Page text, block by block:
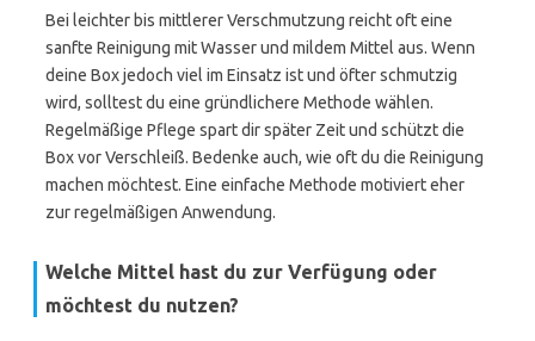
Bei leichter bis mittlerer Verschmutzung reicht oft eine
sanfte Reinigung mit Wasser und mildem Mittel aus. Wenn
deine Box jedoch viel im Einsatz ist und öfter schmutzig
wird, solltest du eine gründlichere Methode wählen.
Regelmäßige Pflege spart dir später Zeit und schützt die
Box vor Verschleiß. Bedenke auch, wie oft du die Reinigung
machen möchtest. Eine einfache Methode motiviert eher
zur regelmäßigen Anwendung.
Welche Mittel hast du zur Verfügung oder
möchtest du nutzen?